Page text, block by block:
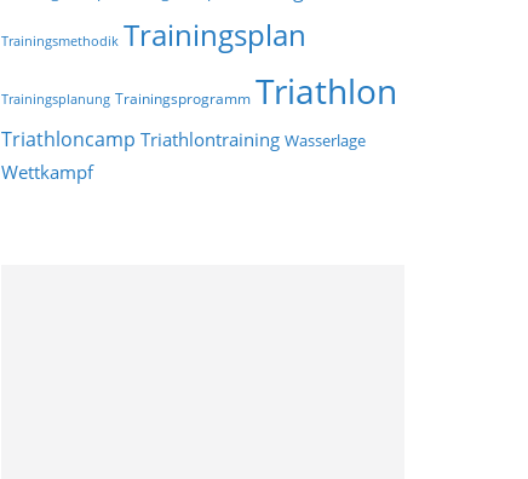
Trainingsmethodik Trainingsplan
Trainingsplanung Trainingsprogramm Triathlon
Triathloncamp Triathlontraining Wasserlage
Wettkampf